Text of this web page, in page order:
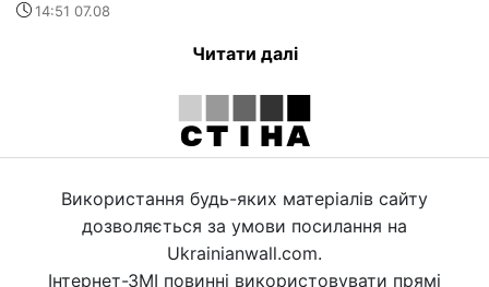
14:51 07.08
Читати далі
Використання будь-яких матеріалів сайту
дозволяється за умови посилання на
Ukrainianwall.com.
Інтернет-ЗМІ повинні використовувати прямі